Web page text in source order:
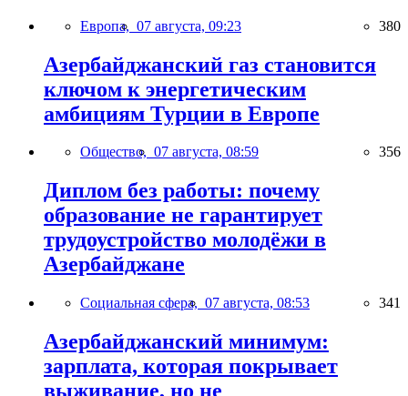
Европа, 07 августа, 09:23 380
Азербайджанский газ становится
ключом к энергетическим
амбициям Турции в Европе
Общество, 07 августа, 08:59 356
Диплом без работы: почему
образование не гарантирует
трудоустройство молодёжи в
Азербайджане
Социальная сфера, 07 августа, 08:53 341
Азербайджанский минимум:
зарплата, которая покрывает
выживание, но не